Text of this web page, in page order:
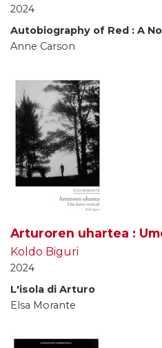
2024
Autobiography of Red : A
Anne Carson
Arturoren uhartea :
Koldo Biguri
2024
L'isola di Arturo
Elsa Morante